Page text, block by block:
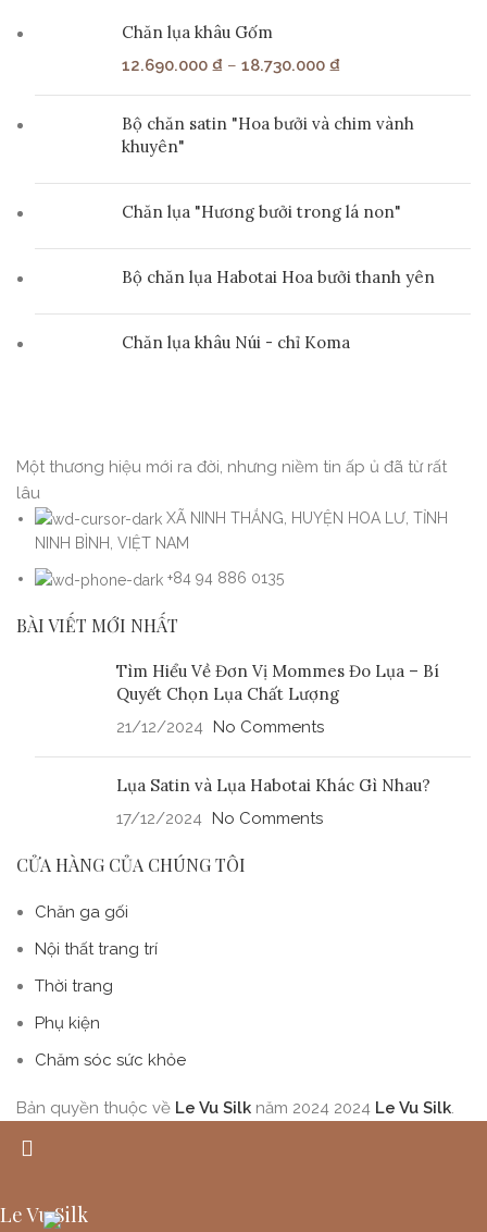
Chăn lụa khâu Gốm
12.690.000 ₫ – 18.730.000 ₫
Bộ chăn satin "Hoa bưởi và chim vành
khuyên"
Chăn lụa "Hương bưởi trong lá non"
Bộ chăn lụa Habotai Hoa bưởi thanh yên
Chăn lụa khâu Núi - chỉ Koma
Một thương hiệu mới ra đời, nhưng niềm tin ấp ủ đã từ rất
lâu
XÃ NINH THẮNG, HUYỆN HOA LƯ, TỈNH
NINH BÌNH, VIỆT NAM
+84 94 886 0135
BÀI VIẾT MỚI NHẤT
Tìm Hiểu Về Đơn Vị Mommes Đo Lụa – Bí
Quyết Chọn Lụa Chất Lượng
21/12/2024 No Comments
Lụa Satin và Lụa Habotai Khác Gì Nhau?
17/12/2024 No Comments
CỬA HÀNG CỦA CHÚNG TÔI
Chăn ga gối
Nội thất trang trí
Thời trang
Phụ kiện
Chăm sóc sức khỏe
Bản quyền thuộc về Le Vu Silk năm 2024 2024 Le Vu Silk.
Le Vu Silk